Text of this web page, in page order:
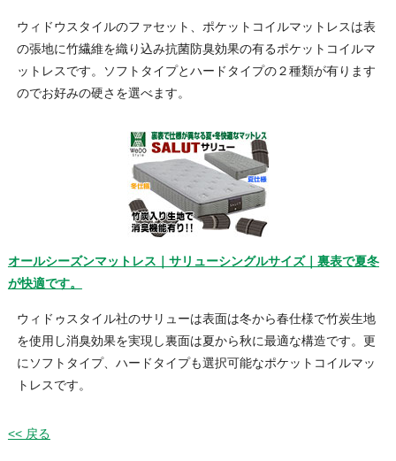
ウィドウスタイルのファセット、ポケットコイルマットレスは表
の張地に竹繊維を織り込み抗菌防臭効果の有るポケットコイルマ
ットレスです。ソフトタイプとハードタイプの２種類が有ります
のでお好みの硬さを選べます。
オールシーズンマットレス｜サリューシングルサイズ｜裏表で夏冬
が快適です。
ウィドゥスタイル社のサリューは表面は冬から春仕様で竹炭生地
を使用し消臭効果を実現し裏面は夏から秋に最適な構造です。更
にソフトタイプ、ハードタイプも選択可能なポケットコイルマッ
トレスです。
<< 戻る